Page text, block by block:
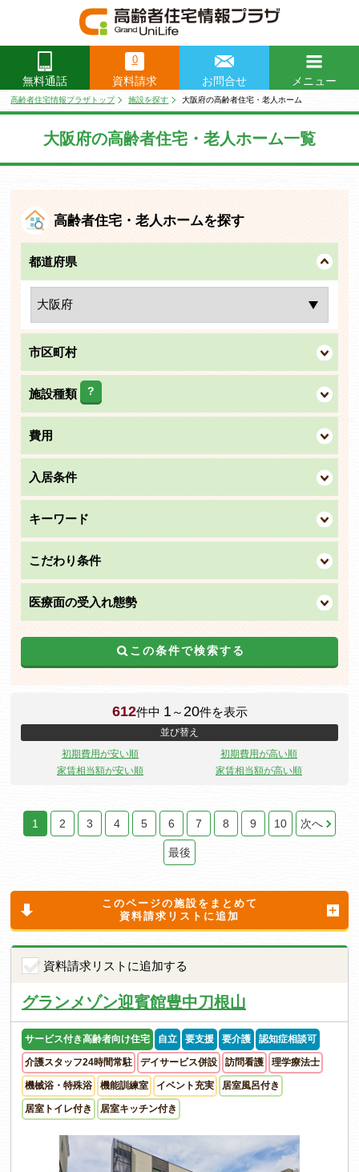
無料通話
0
資料請求 お問合せ
メニュー
閉じる
高齢者住宅情報プラザトップ 施設を探す 大阪府の高齢者住宅・老人ホーム
大阪府の高齢者住宅・老人ホーム一覧
高齢者住宅・老人ホームを探す
都道府県
市区町村
施設種類 ?
費用
入居条件
キーワード
こだわり条件
医療面の受入れ態勢
この条件で検索する
612件中 1 ～ 20件を表示
並び替え
初期費用が安い順
初期費用が高い順
家賃相当額が安い順
家賃相当額が高い順
1 2 3 4 5 6 7 8 9 10 次へ
最後
このページの施設をまとめて
資料請求リストに追加
資料請求リストに追加する
グランメゾン迎賓館豊中刀根山
サービス付き高齢者向け住宅 自立 要支援 要介護 認知症相談可
介護スタッフ24時間常駐 デイサービス併設 訪問看護 理学療法士
機械浴・特殊浴 機能訓練室 イベント充実 居室風呂付き
居室トイレ付き 居室キッチン付き